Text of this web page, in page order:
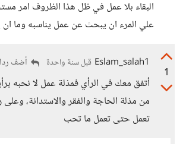
البقاء بلا عمل في ظل هذا الظروف امر
علي المرء ان يبحث عن عمل يناسبه وما ان
1
Eslam_salah1 قبل سنة واحدة أضف ردا
أتفق معك في الرأي فمذلة عمل لا نحبه
من مذلة الحاجة والفقر والاستدانة،
تعمل حتى تعمل ما تحب